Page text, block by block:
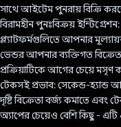
সাথে আইটেম পুনরায় বিক্রি
বিরামহীন পুনঃবিক্রয়
প্ল্যাটফর্মগুলিতে আপনার
ভেন্ডর আপনার ব্যক্তিগত
প্রক্রিয়াটিকে আগের চেয়ে মসৃণ
টেকসই প্রভাব: সেকেন্ড-হ্যান্ড
দৃষ্টি বিক্রেতা বর্জ্য কমাতে এবং
অ্যাপের চেয়েও বেশি কিছু - এটি